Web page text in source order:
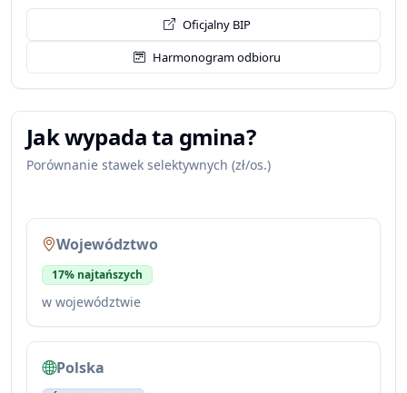
Oficjalny BIP
Harmonogram odbioru
Jak wypada ta gmina?
Porównanie stawek selektywnych (zł/os.)
Województwo
17% najtańszych
w województwie
Polska